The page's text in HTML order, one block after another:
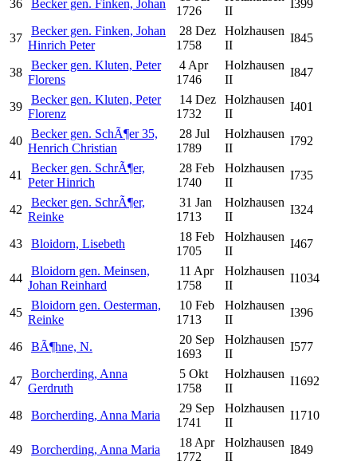
36 Becker gen. Finken, Johan
1726
II
I399
37
Becker gen. Finken, Johan
Hinrich Peter
28 Dez
1758
Holzhausen
II
I845
38
Becker gen. Kluten, Peter
Florens
4 Apr
1746
Holzhausen
II
I847
39
Becker gen. Kluten, Peter
Florenz
14 Dez
1732
Holzhausen
II
I401
40
Becker gen. SchÃ¶er 35,
Henrich Christian
28 Jul
1789
Holzhausen
II
I792
41
Becker gen. SchrÃ¶er,
Peter Hinrich
28 Feb
1740
Holzhausen
II
I735
42
Becker gen. SchrÃ¶er,
Reinke
31 Jan
1713
Holzhausen
II
I324
43 Bloidorn, Lisebeth
18 Feb
1705
Holzhausen
II
I467
44
Bloidorn gen. Meinsen,
Johan Reinhard
11 Apr
1758
Holzhausen
II
I1034
45
Bloidorn gen. Oesterman,
Reinke
10 Feb
1713
Holzhausen
II
I396
46 BÃ¶hne, N.
20 Sep
1693
Holzhausen
II
I577
47
Borcherding, Anna
Gerdruth
5 Okt
1758
Holzhausen
II
I1692
48 Borcherding, Anna Maria
29 Sep
1741
Holzhausen
II
I1710
49 Borcherding, Anna Maria
18 Apr
1772
Holzhausen
II
I849